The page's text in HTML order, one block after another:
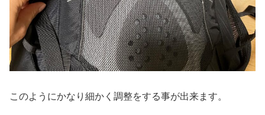
このようにかなり細かく調整をする事が出来ます。